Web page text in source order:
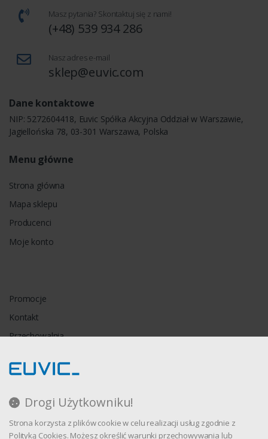
Drogi Użytkowniku!
Strona korzysta z plików cookie w celu realizacji usług zgodnie z
Polityką Cookies. Możesz określić warunki przechowywania lub
Masz pytania? Skontaktuj się z nami!
(+48) 539 934 286
Nasz adres e-mail
sklep@euvic.com
Dane kontaktowe
NIP: 5272604418, Euvic Spółka Akcyjna Oddział w Warszawie,
Jagiellońska 78, 03-301 Warszawa, Polska
Menu główne
Strona główna
Mapa sklepu
Producenci
Moje konto
Promocje
Kontakt
Przechowalnia
Regulamin
Polityka prywatności